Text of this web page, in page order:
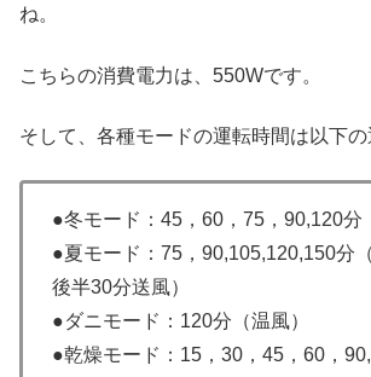
ね。
こちらの消費電力は、550Wです。
そして、各種モードの運転時間は以下の
●冬モード：45，60，75，90,120分
●夏モード：75，90,105,120,150分
後半30分送風）
●ダニモード：120分（温風）
●乾燥モード：15，30，45，60，